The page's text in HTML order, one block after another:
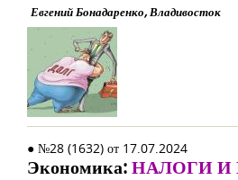
Евгений Бонадаренко, Владивосток
● №28 (1632) от 17.07.2024
Экономика:НАЛОГИ